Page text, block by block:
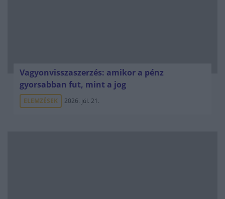
Vagyonvisszaszerzés: amikor a pénz
gyorsabban fut, mint a jog
ELEMZÉSEK 2026. júl. 21.